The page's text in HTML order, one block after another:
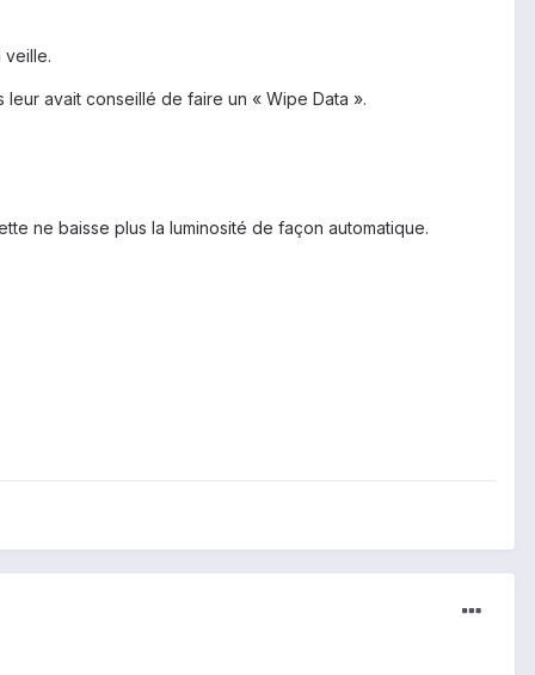
avait conseillé de faire un « Wipe Data ».
ne baisse plus la luminosité de façon automatique.